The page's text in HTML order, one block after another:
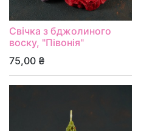
Свічка з бджолиного
воску, "Півонія"
75,00 ₴